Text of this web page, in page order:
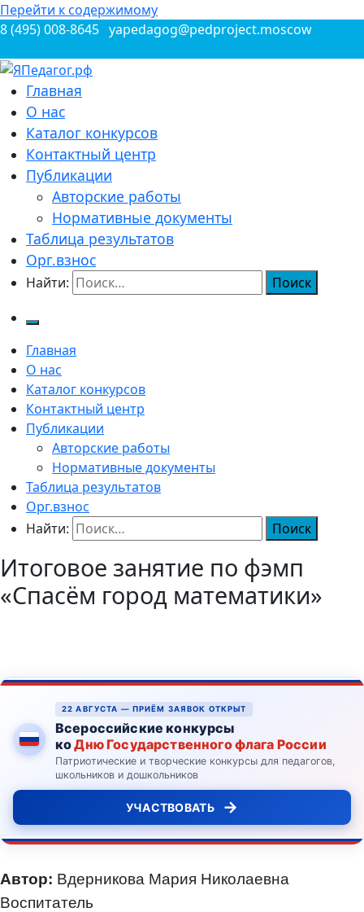
Перейти к содержимому
8 (495) 008-8645 yapedagog@pedproject.moscow
ЯПедагог.рф
Всероссийские конкурсы для педагогов
Главная
О нас
Каталог конкурсов
Контактный центр
Публикации
Авторские работы
Нормативные документы
Таблица результатов
Орг.взнос
Найти:
Главная
О нас
Каталог конкурсов
Контактный центр
Публикации
Авторские работы
Нормативные документы
Таблица результатов
Орг.взнос
Найти:
Итоговое занятие по фэмп
«Спасём город математики»
22 АВГУСТА — ПРИЁМ ЗАЯВОК ОТКРЫТ
Всероссийские конкурсы
коДню Государственного флага России
Патриотические и творческие конкурсы для педагогов,
школьников и дошкольников
УЧАСТВОВАТЬ →
Автор: Вдерникова Мария Николаевна
Воспитатель